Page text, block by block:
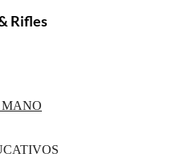
Rifles